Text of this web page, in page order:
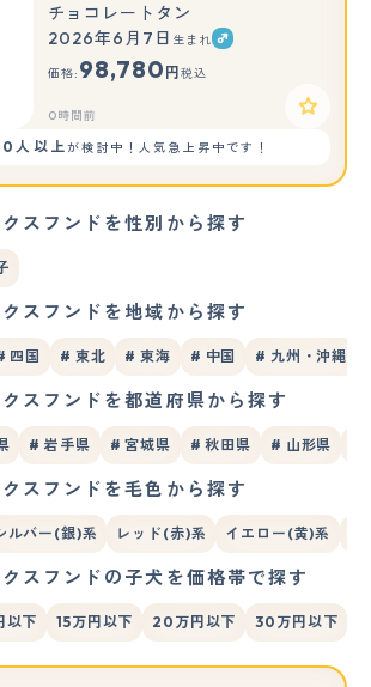
チョコレートタン
2026年6月7日 生まれ
価格: 98,780 円 税込
0時間前
人以上が検討中！人気急上昇中です！
スフンドを性別から探す
スフンドを地域から探す
四国 # 東北 # 東海 # 中国 # 九州・沖縄
スフンドを都道府県から探す
# 岩手県 # 宮城県 # 秋田県 # 山形県
スフンドを毛色から探す
ルバー(銀)系 レッド(赤)系 イエロー(黄)系
スフンドの子犬を価格帯で探す
以下 15万円以下 20万円以下 30万円以下